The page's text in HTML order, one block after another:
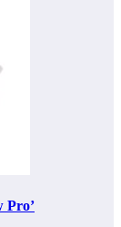
Pro’